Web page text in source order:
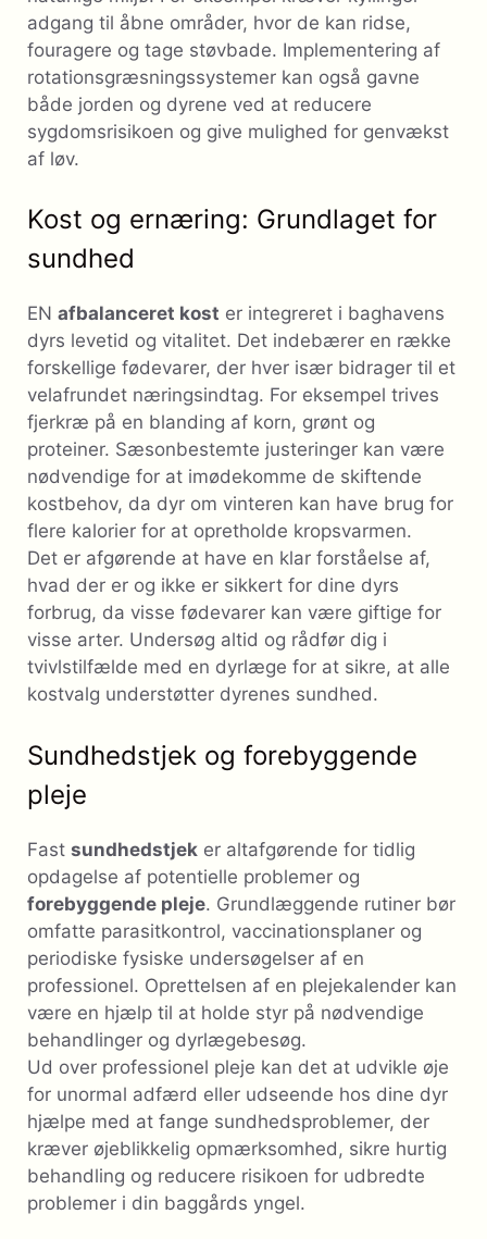
adgang til åbne områder, hvor de kan ridse,
fouragere og tage støvbade. Implementering af
rotationsgræsningssystemer kan også gavne
både jorden og dyrene ved at reducere
sygdomsrisikoen og give mulighed for genvækst
af løv.
Kost og ernæring: Grundlaget for
sundhed
EN afbalanceret kost er integreret i baghavens
dyrs levetid og vitalitet. Det indebærer en række
forskellige fødevarer, der hver især bidrager til et
velafrundet næringsindtag. For eksempel trives
fjerkræ på en blanding af korn, grønt og
proteiner. Sæsonbestemte justeringer kan være
nødvendige for at imødekomme de skiftende
kostbehov, da dyr om vinteren kan have brug for
flere kalorier for at opretholde kropsvarmen.
Det er afgørende at have en klar forståelse af,
hvad der er og ikke er sikkert for dine dyrs
forbrug, da visse fødevarer kan være giftige for
visse arter. Undersøg altid og rådfør dig i
tvivlstilfælde med en dyrlæge for at sikre, at alle
kostvalg understøtter dyrenes sundhed.
Sundhedstjek og forebyggende
pleje
Fast sundhedstjek er altafgørende for tidlig
opdagelse af potentielle problemer og
forebyggende pleje. Grundlæggende rutiner bør
omfatte parasitkontrol, vaccinationsplaner og
periodiske fysiske undersøgelser af en
professionel. Oprettelsen af ​​en plejekalender kan
være en hjælp til at holde styr på nødvendige
behandlinger og dyrlægebesøg.
Ud over professionel pleje kan det at udvikle øje
for unormal adfærd eller udseende hos dine dyr
hjælpe med at fange sundhedsproblemer, der
kræver øjeblikkelig opmærksomhed, sikre hurtig
behandling og reducere risikoen for udbredte
problemer i din baggårds yngel.